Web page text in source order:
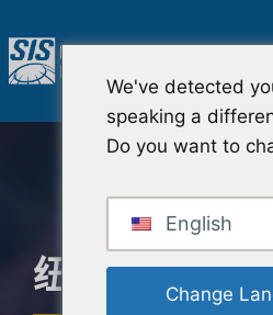
至
内
纽约 SIS 味
We've detected
speaking a
Do you want to
English
Change